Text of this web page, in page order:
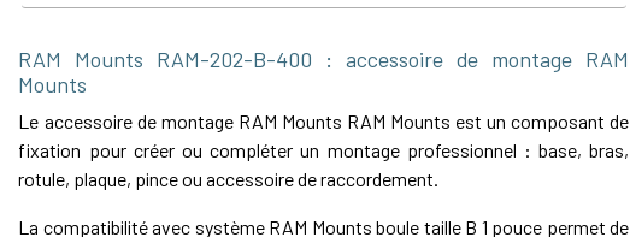
RAM Mounts RAM-202-B-400 : accessoire de montage RAM
Mounts
Le accessoire de montage RAM Mounts RAM Mounts est un composant de
fixation pour créer ou compléter un montage professionnel : base, bras,
rotule, plaque, pince ou accessoire de raccordement.
La compatibilité avec système RAM Mounts boule taille B 1 pouce permet de